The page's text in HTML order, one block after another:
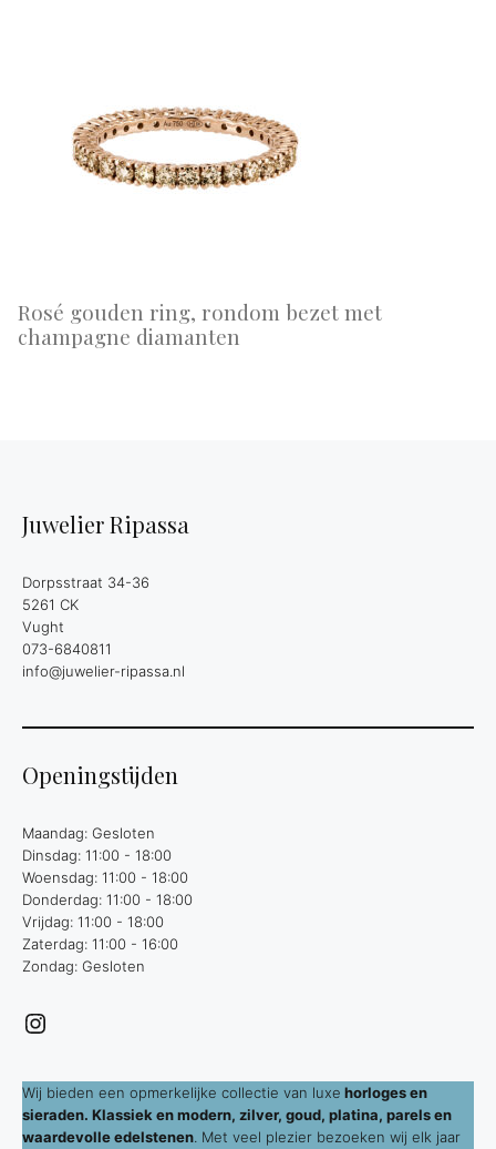
Rosé gouden ring, rondom bezet met
champagne diamanten
Juwelier Ripassa
Dorpsstraat 34-36
5261 CK
Vught
073-6840811
info@juwelier-ripassa.nl
Openingstijden
Maandag: Gesloten
Dinsdag: 11:00 - 18:00
Woensdag: 11:00 - 18:00
Donderdag: 11:00 - 18:00
Vrijdag: 11:00 - 18:00
Zaterdag: 11:00 - 16:00
Zondag: Gesloten
Instagram
Wij bieden een opmerkelijke collectie van luxe horloges en
sieraden. Klassiek en modern, zilver, goud, platina, parels en
waardevolle edelstenen . Met veel plezier bezoeken wij elk jaar